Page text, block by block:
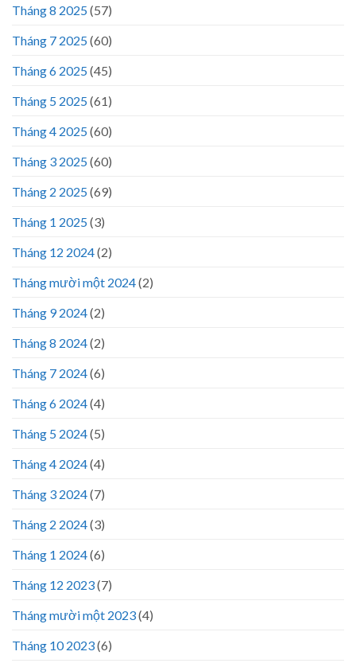
Tháng 8 2025(57)
Tháng 7 2025(60)
Tháng 6 2025(45)
Tháng 5 2025(61)
Tháng 4 2025(60)
Tháng 3 2025(60)
Tháng 2 2025(69)
Tháng 1 2025(3)
Tháng 12 2024(2)
Tháng mười một 2024(2)
Tháng 9 2024(2)
Tháng 8 2024(2)
Tháng 7 2024(6)
Tháng 6 2024(4)
Tháng 5 2024(5)
Tháng 4 2024(4)
Tháng 3 2024(7)
Tháng 2 2024(3)
Tháng 1 2024(6)
Tháng 12 2023(7)
Tháng mười một 2023(4)
Tháng 10 2023(6)